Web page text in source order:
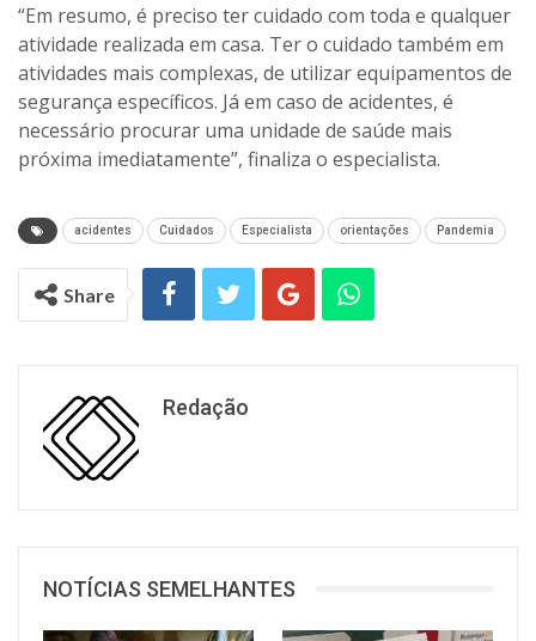
“Em resumo, é preciso ter cuidado com toda e qualquer
atividade realizada em casa. Ter o cuidado também em
atividades mais complexas, de utilizar equipamentos de
segurança específicos. Já em caso de acidentes, é
necessário procurar uma unidade de saúde mais
próxima imediatamente”, finaliza o especialista.
acidentes Cuidados Especialista orientações Pandemia
Share
Redação
NOTÍCIAS SEMELHANTES